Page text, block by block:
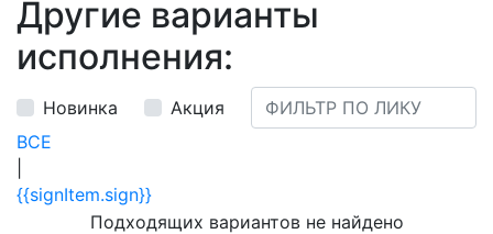
Другие варианты
исполнения:
Новинка
Акция
ВСЕ
{{signItem.sign}}
Подходящих вариантов не найдено